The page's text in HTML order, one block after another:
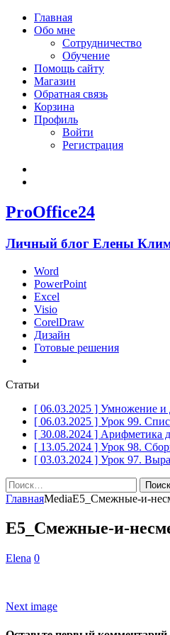
Главная
Обо мне
Сотрудничество
Обучение
Помощь сайту
Магазин
Обратная связь
Корзина
Профиль
Войти
Регистрация
ProOffice24
Личный блог Елены
Word
PowerPoint
Excel
Visio
CorelDraw
Дизайн
Готовые решения
Статьи
[ 06.03.2025 ] Умножение и
[ 06.03.2025 ] Урок 99.
[ 30.08.2024 ] Арифметика
[ 13.05.2024 ] Урок 98.
[ 03.03.2024 ] Урок 97.
Найти:
ГлавнаяMediaЕ5_Смежные-и-
Е5_Смежные-и-
Elena 0
Next image